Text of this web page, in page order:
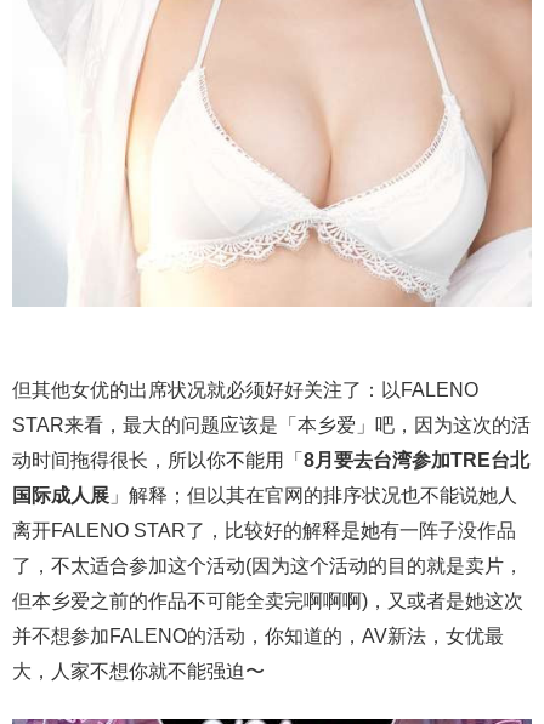
但其他女优的出席状况就必须好好关注了：以FALENO
STAR来看，最大的问题应该是「本乡爱」吧，因为这次的活
动时间拖得很长，所以你不能用「 8月要去台湾参加TRE台北
国际成人展 」解释；但以其在官网的排序状况也不能说她人
离开FALENO STAR了，比较好的解释是她有一阵子没作品
了，不太适合参加这个活动(因为这个活动的目的就是卖片，
但本乡爱之前的作品不可能全卖完啊啊啊)，又或者是她这次
并不想参加FALENO的活动，你知道的，AV新法，女优最
大，人家不想你就不能强迫〜